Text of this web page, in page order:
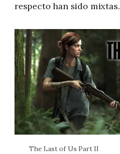
respecto han sido mixtas.
The Last of Us Part II